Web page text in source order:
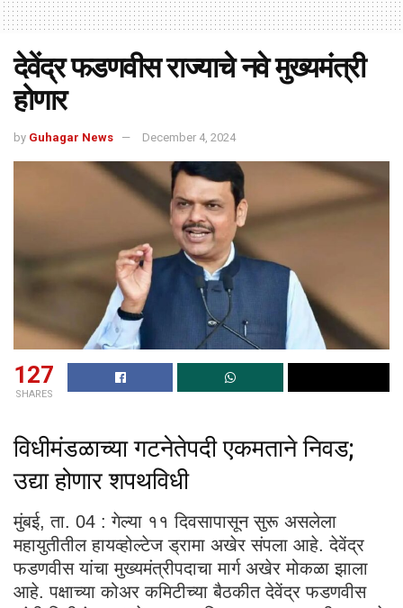
देवेंद्र फडणवीस राज्याचे नवे मुख्यमंत्री
होणार
by Guhagar News December 4, 2024
127
SHARES
विधीमंडळाच्या गटनेतेपदी एकमताने निवड;
उद्या होणार शपथविधी
मुंबई, ता. 04 : गेल्या ११ दिवसापासून सुरू असलेला
महायुतीतील हायव्होल्टेज ड्रामा अखेर संपला आहे. देवेंद्र
फडणवीस यांचा मुख्यमंत्रीपदाचा मार्ग अखेर मोकळा झाला
आहे. पक्षाच्या कोअर कमिटीच्या बैठकीत देवेंद्र फडणवीस